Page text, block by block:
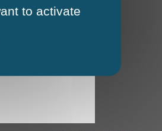
to activate